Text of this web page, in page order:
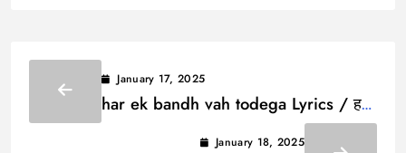
January 17, 2025
har ek bandh vah todega Lyrics / हर
January 18, 2025